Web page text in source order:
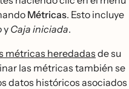
Métricas. Esto incluye
y Caja iniciada.
métricas heredadas de su
las métricas también se
datos históricos asociados